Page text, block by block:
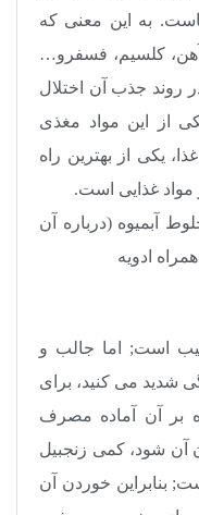
به این معنی که
کلسیم، فسفرو…
روند جذب آن اختلال
از این مواد مغذی
یکی از بهترین راه
غذایی است.
آبمیوه (درباره آن
ادویه
است; اما جالب و
شدید می کنید، برای
بر آن آماده مصرف
آن شود، کمی زنجبیل
; بنابراین خوردن آن